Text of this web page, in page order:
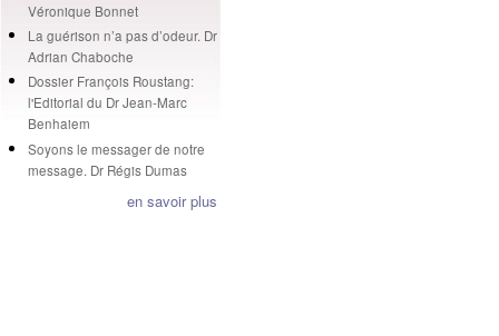
Véronique Bonnet
La guérison n’a pas d’odeur. Dr
Adrian Chaboche
Dossier François Roustang:
l'Editorial du Dr Jean-Marc
Benhaiem
Soyons le messager de notre
message. Dr Régis Dumas
en savoir plus